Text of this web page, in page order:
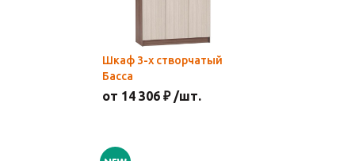
Шкаф 3-х створчатый
Басса
от 14 306 ₽ /шт.